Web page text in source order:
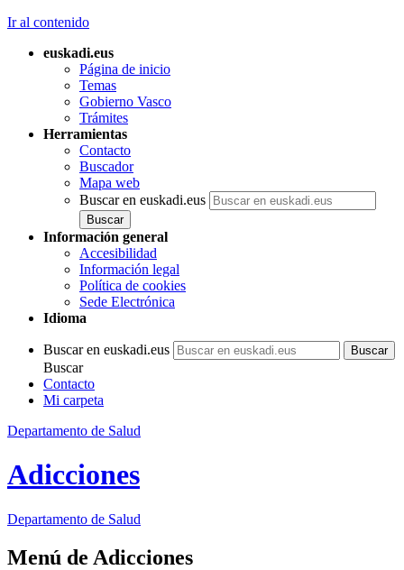
Ir al contenido
euskadi.eus
Página de inicio
Temas
Gobierno Vasco
Trámites
Herramientas
Contacto
Buscador
Mapa web
Buscar en euskadi.eus
Información general
Accesibilidad
Información legal
Política de cookies
Sede Electrónica
Idioma
Buscar en euskadi.eus
Buscar
Contacto
Mi carpeta
Departamento de Salud
Adicciones
Departamento de Salud
Menú de Adicciones